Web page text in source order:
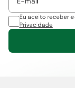
Eu aceito receber
Privacidade